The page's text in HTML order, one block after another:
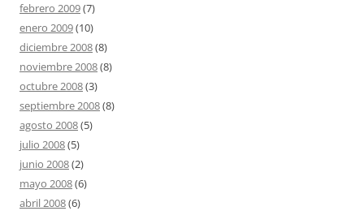
febrero 2009(7)
enero 2009(10)
diciembre 2008(8)
noviembre 2008(8)
octubre 2008(3)
septiembre 2008(8)
agosto 2008(5)
julio 2008(5)
junio 2008(2)
mayo 2008(6)
abril 2008(6)